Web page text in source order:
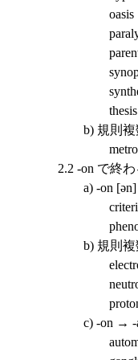
oasis （オ
paralysis （
parenthesis
synopsis （
synthesis （
thesis （論
b) 規則複数
metropolis （
2.2 -on で終わ
a) -on [ən]
criterion （
phenomenon
b) 規則複数
electron （
neutron （
proton （
c) -on → -a と
automaton （